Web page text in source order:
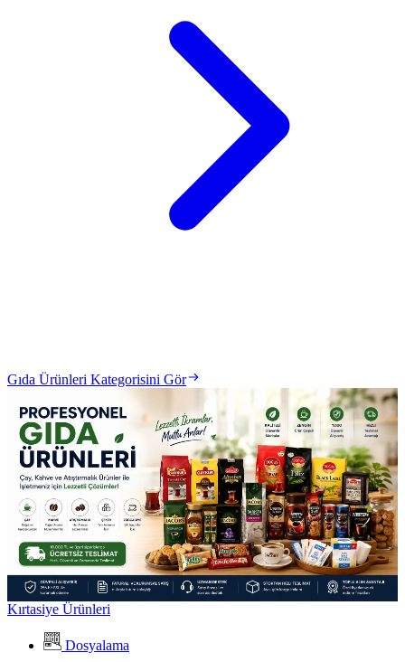
Gıda Ürünleri Kategorisini Gör
Kırtasiye Ürünleri
Dosyalama